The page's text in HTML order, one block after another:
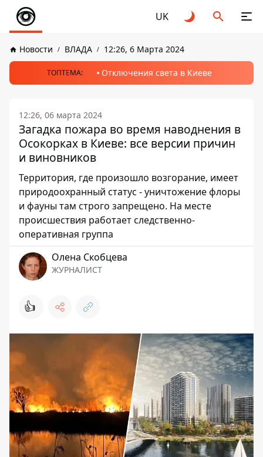
UK
Новости ВЛАДА 12:26, 6 Марта 2024
ТОПТЕМА: Отключения света в Киеве
12:26, 06 марта 2024
Загадка пожара во время наводнения в
Осокорках в Киеве: все версии причин
и виновников
Территория, где произошло возгорание, имеет
природоохранный статус - уничтожение флоры
и фауны там строго запрещено. На месте
происшествия работает следственно-
оперативная группа
Олена Скобцева
ЖУРНАЛИСТ
👍